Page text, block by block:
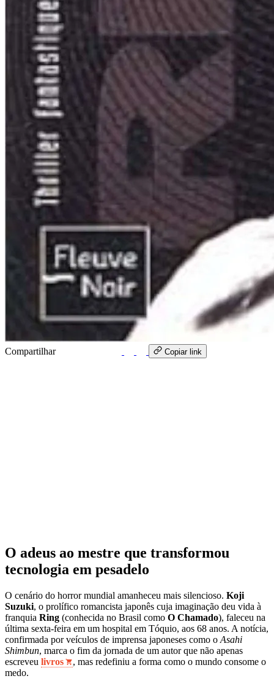
Compartilhar Copiar link
O adeus ao mestre que transformou
tecnologia em pesadelo
O cenário do horror mundial amanheceu mais silencioso. Koji
Suzuki, o prolífico romancista japonês cuja imaginação deu vida à
franquia Ring (conhecida no Brasil como O Chamado), faleceu na
última sexta-feira em um hospital em Tóquio, aos 68 anos. A notícia,
confirmada por veículos de imprensa japoneses como o Asahi
Shimbun, marca o fim da jornada de um autor que não apenas
escreveu livros
, mas redefiniu a forma como o mundo consome o
medo.